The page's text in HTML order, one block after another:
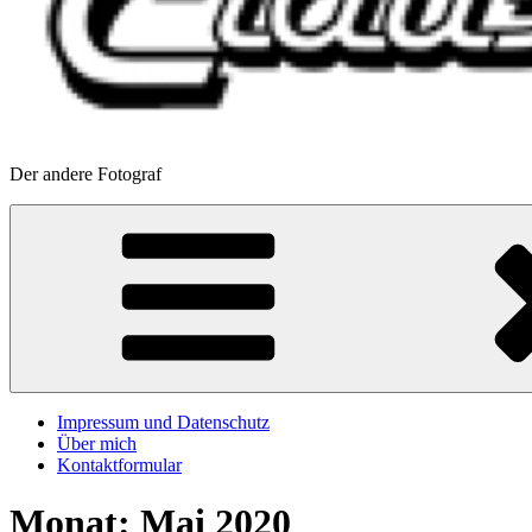
Der andere Fotograf
Impressum und Datenschutz
Über mich
Kontaktformular
Monat: Mai 2020